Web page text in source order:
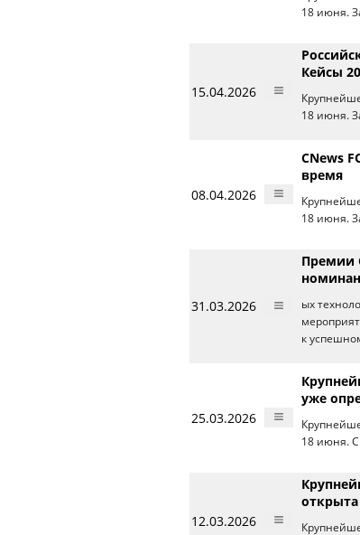
18 июня.
15.04.2026
Кейсы
18 июня.
08.04.2026
CNews
время
18 июня.
31.03.2026
Премии
ых
к
25.03.2026
уже
18 июня.
12.03.2026
открыта